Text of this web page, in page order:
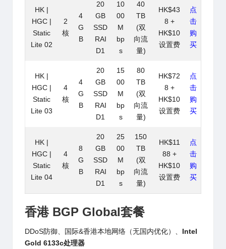
HK |
HGC |
Static
Lite 02
2
核
4
G
B
20
GB
SSD
RAI
D1
10
00
M
bp
s
40
TB
(双
向流
量)
HK$43
8 +
HK$10
设置费
点
击
购
买
HK |
HGC |
Static
Lite 03
4
核
4
G
B
20
GB
SSD
RAI
D1
15
00
M
bp
s
80
TB
(双
向流
量)
HK$72
8 +
HK$10
设置费
点
击
购
买
HK |
HGC |
Static
Lite 04
4
核
8
G
B
20
GB
SSD
RAI
D1
25
00
M
bp
s
150
TB
(双
向流
量)
HK$11
88 +
HK$10
设置费
点
击
购
买
香港 BGP Global套餐
DDoS防御、国际&香港本地网络（无国内优化）、
Intel
Gold 6133c处理器